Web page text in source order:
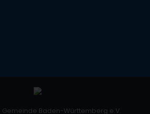
Gemeinde Baden-Württemberg e.V.